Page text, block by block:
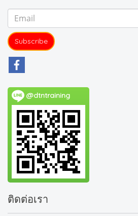
Subscribe
@dtntraining
ติดต่อเรา